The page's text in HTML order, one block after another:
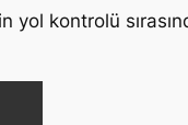
yol kontrolü